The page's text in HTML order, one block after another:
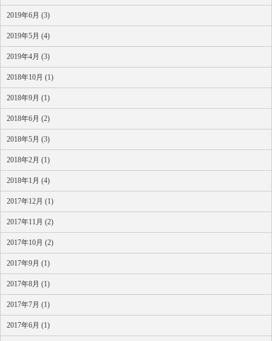
2019年6月 (3)
2019年5月 (4)
2019年4月 (3)
2018年10月 (1)
2018年9月 (1)
2018年6月 (2)
2018年5月 (3)
2018年2月 (1)
2018年1月 (4)
2017年12月 (1)
2017年11月 (2)
2017年10月 (2)
2017年9月 (1)
2017年8月 (1)
2017年7月 (1)
2017年6月 (1)